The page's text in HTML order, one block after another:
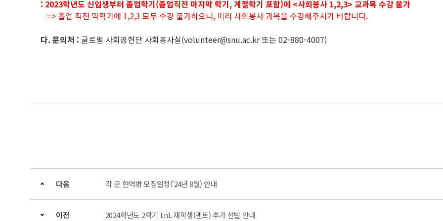
: 2023학년도 신입생부터 졸업학기(졸업직전 마지막 학기, 계절학기 포함)에 <사회봉사 1,2,3> 교과목 수강 불가
=> 졸업 직전 막학기에 1,2,3 모두 수강 불가하오니, 미리 사회봉사 과목을 수강해주시기 바랍니다.
다. 문의처 : 글로벌 사회공헌단 사회봉사실(volunteer@snu.ac.kr 또는 02-880-4007)
다음 각 군 현역병 모집일정('24년 8월) 안내
이전 2024학년도 2학기 LnL 재학생(멘토) 추가 선발 안내